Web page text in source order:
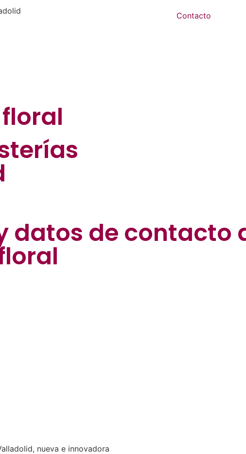
Contacto
datos de contacto
nueva e innovadora